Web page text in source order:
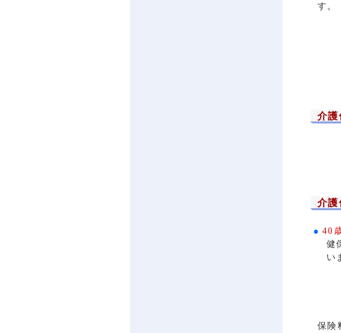
す。
介護
介護
● 40
健
い
保険